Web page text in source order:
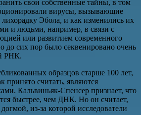
свои собственные тайны, в том
вирусы, вызывающие
Эбола, и как изменились их
и людьми, например, в связи с
или развитием современного
до сих пор было секвенировано очень
РНК.
образцов старше 100 лет,
принято считать, являются
Кальвиньяк-Спенсер признает, что
быстрее, чем ДНК. Но он считает,
из-за которой исследователи